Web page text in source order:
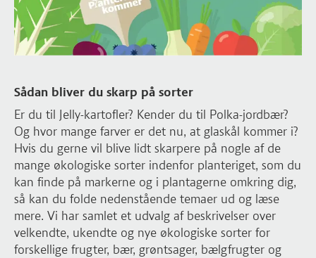
Sådan bliver du skarp på sorter
Er du til Jelly-kartofler? Kender du til Polka-jordbær?
Og hvor mange farver er det nu, at glaskål kommer i?
Hvis du gerne vil blive lidt skarpere på nogle af de
mange økologiske sorter indenfor planteriget, som du
kan finde på markerne og i plantagerne omkring dig,
så kan du folde nedenstående temaer ud og læse
mere. Vi har samlet et udvalg af beskrivelser over
velkendte, ukendte og nye økologiske sorter for
forskellige frugter, bær, grøntsager, bælgfrugter og